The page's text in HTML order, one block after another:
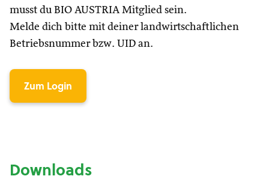
musst du BIO AUSTRIA Mitglied sein.
Melde dich bitte mit deiner landwirtschaftlichen
Betriebsnummer bzw. UID an.
Zum Login
Downloads